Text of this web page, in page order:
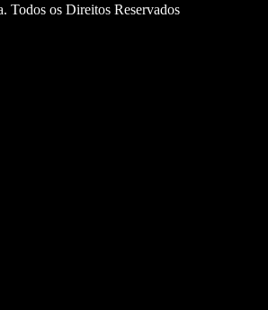
Todos os Direitos Reservados